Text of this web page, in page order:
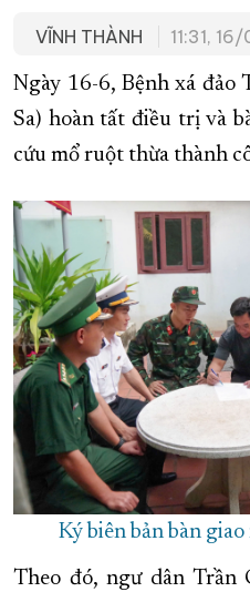
CHUNG TAY CẢI CÁCH HÀNH
XÂY DỰNG NÔNG THÔN MỚI
TÀU - XE - MÁY BAY
KỶ NIỆM 370 NĂM XÂY DỰNG
XÂY DỰNG KHÁNH HÒA TRỞ
ĐẠI HỘI ĐẢNG CÁC CẤP
VĨNH THÀNH 11:31,
Ngày 16-6, Bệnh xá đảo
Sa) hoàn tất điều trị và
cứu mổ ruột thừa thành
Ký biên bản bàn
Theo đó, ngư dân Trần